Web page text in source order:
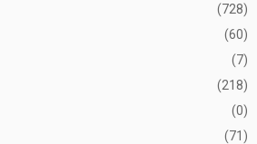
(728)
(60)
(7)
(218)
(0)
(71)